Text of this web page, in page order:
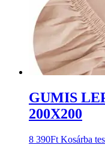
GUMIS
200X200
8 390Ft Kosárba